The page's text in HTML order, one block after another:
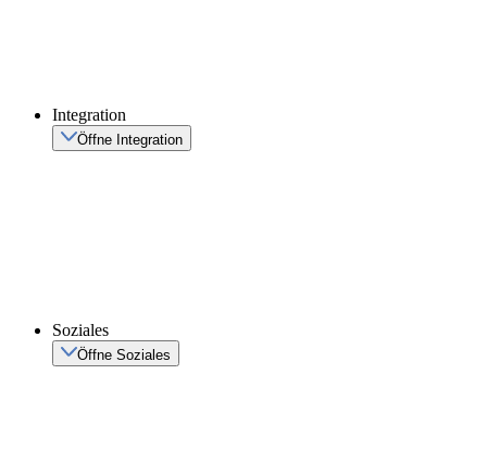
Integration
Öffne Integration
Soziales
Öffne Soziales